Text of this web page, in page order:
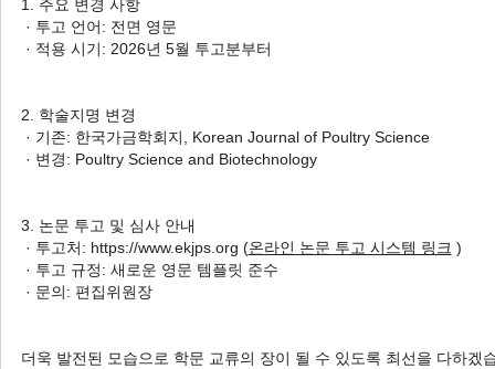
2 Articles are founded.
Disease Virus (IBDV) in Chickens
in Korea
Yu-Ri Choi
, Cheng-Dong Yu
Ji-Eun Son
, Gyeong-Jun Kim , Won-Bin Jeon
, Bai Wei
, Min Kang
Korean J. Poult. Sci. 2023;50(4):231-240.
1. 주요 변경 사항
· 투고 언어: 전면 영문
· 적용 시기: 2026년 5월 투고분부터
2. 학술지명 변경
· 기존: 한국가금학회지, Korean Journal of Poultry Science
· 변경: Poultry Science and Biotechnology
3. 논문 투고 및 심사 안내
· 투고처: https://www.ekjps.org (온라인 논문 투고 시스템 링크 )
· 투고 규정: 새로운 영문 템플릿 준수
· 문의: 편집위원장
더욱 발전된 모습으로 학문 교류의 장이 될 수 있도록 최선을 다하겠